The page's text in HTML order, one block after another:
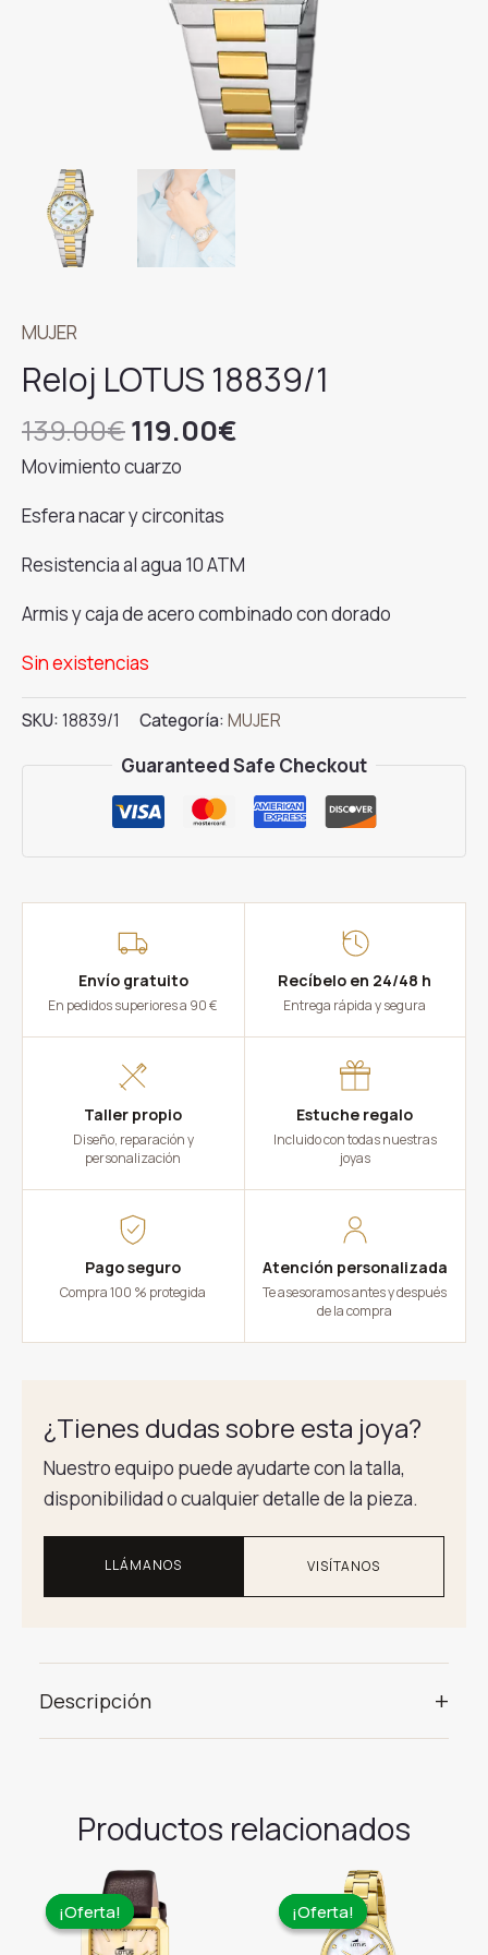
MUJER
Reloj LOTUS 18839/1
139.00€El
precio
era:
139.00€.
119.00€
119.00€.
Movimiento cuarzo
Esfera nacar y circonitas
Resistencia al agua 10 ATM
Armis y caja de acero combinado con dorado
Sin existencias
SKU:18839/1 Categoría:MUJER
Guaranteed Safe Checkout
Envío gratuito
En pedidos superiores a 90 €
Recíbelo en 24/48 h
Entrega rápida y segura
Taller propio
Diseño, reparación y
personalización
Estuche regalo
Incluido con todas nuestras
joyas
Pago seguro
Compra 100 % protegida
Atención personalizada
Te asesoramos antes y después
de la compra
¿Tienes dudas sobre esta joya?
Nuestro equipo puede ayudarte con la talla,
disponibilidad o cualquier detalle de la pieza.
LLÁMANOS VISÍTANOS
Descripción +
Productos relacionados
¡Oferta!
¡Oferta! ¡Oferta!
¡Oferta!